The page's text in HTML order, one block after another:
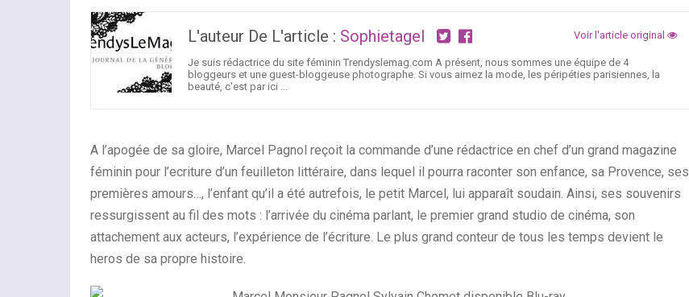
L'auteur De L'article : Sophietagel Voir l'article original
Je suis rédactrice du site féminin Trendyslemag.com A présent, nous sommes une équipe de 4
bloggeurs et une guest-bloggeuse photographe. Si vous aimez la mode, les péripéties parisiennes, la
beauté, c'est par ici ...
A l’apogée de sa gloire, Marcel Pagnol reçoit la commande d’une rédactrice en chef d’un grand magazine
féminin pour l’ecriture d’un feuilleton littéraire, dans lequel il pourra raconter son enfance, sa Provence, ses
premières amours…, l’enfant qu’il a été autrefois, le petit Marcel, lui apparaît soudain. Ainsi, ses souvenirs
ressurgissent au fil des mots : l’arrivée du cinéma parlant, le premier grand studio de cinéma, son
attachement aux acteurs, l’expérience de l’écriture. Le plus grand conteur de tous les temps devient le
heros de sa propre histoire.